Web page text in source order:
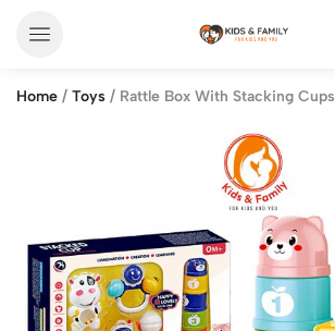
Home / Toys / Rattle Box With Stacking Cups